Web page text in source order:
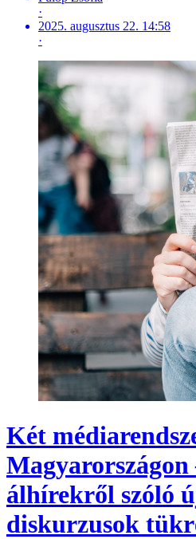
·
2025. augusztus 22. 14:58
·
Két
Magyarországon
álhírekről szóló
diskurzusok